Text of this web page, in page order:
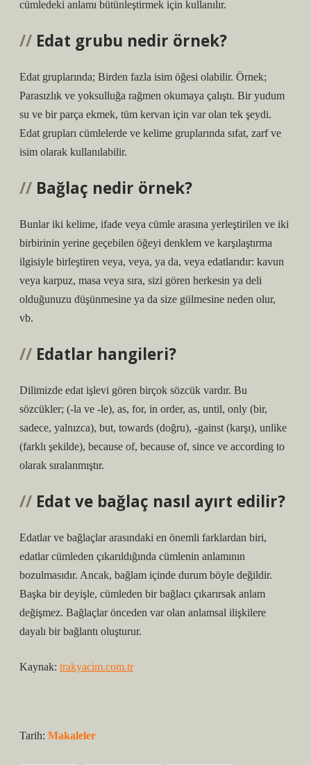
cümledeki anlamı bütünleştirmek için kullanılır.
Edat grubu nedir örnek?
Edat gruplarında; Birden fazla isim öğesi olabilir. Örnek;
Parasızlık ve yoksulluğa rağmen okumaya çalıştı. Bir yudum
su ve bir parça ekmek, tüm kervan için var olan tek şeydi.
Edat grupları cümlelerde ve kelime gruplarında sıfat, zarf ve
isim olarak kullanılabilir.
Bağlaç nedir örnek?
Bunlar iki kelime, ifade veya cümle arasına yerleştirilen ve iki
birbirinin yerine geçebilen öğeyi denklem ve karşılaştırma
ilgisiyle birleştiren veya, veya, ya da, veya edatlarıdır: kavun
veya karpuz, masa veya sıra, sizi gören herkesin ya deli
olduğunuzu düşünmesine ya da size gülmesine neden olur,
vb.
Edatlar hangileri?
Dilimizde edat işlevi gören birçok sözcük vardır. Bu
sözcükler; (-la ve -le), as, for, in order, as, until, only (bir,
sadece, yalnızca), but, towards (doğru), -gainst (karşı), unlike
(farklı şekilde), because of, because of, since ve according to
olarak sıralanmıştır.
Edat ve bağlaç nasıl ayırt edilir?
Edatlar ve bağlaçlar arasındaki en önemli farklardan biri,
edatlar cümleden çıkarıldığında cümlenin anlamının
bozulmasıdır. Ancak, bağlam içinde durum böyle değildir.
Başka bir deyişle, cümleden bir bağlacı çıkarırsak anlam
değişmez. Bağlaçlar önceden var olan anlamsal ilişkilere
dayalı bir bağlantı oluşturur.
Kaynak: trakyacim.com.tr
Tarih: Makaleler